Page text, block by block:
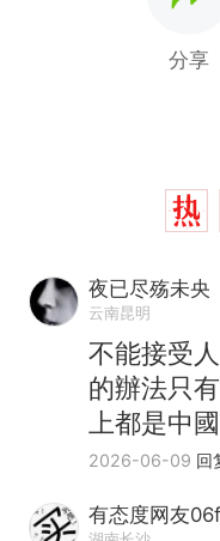
分享
夜已尽殇未央
云南昆明
不能接受
的辦法只
上都是中
2026-06-09 回
有态度网友